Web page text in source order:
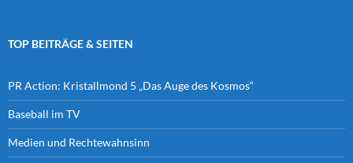
TOP BEITRÄGE & SEITEN
PR Action: Kristallmond 5 „Das Auge des Kosmos“
Baseball im TV
Medien und Rechtewahnsinn